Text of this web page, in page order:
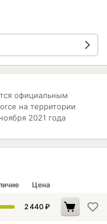
официальным
на территории
2021 года
Цена
2 440 ₽